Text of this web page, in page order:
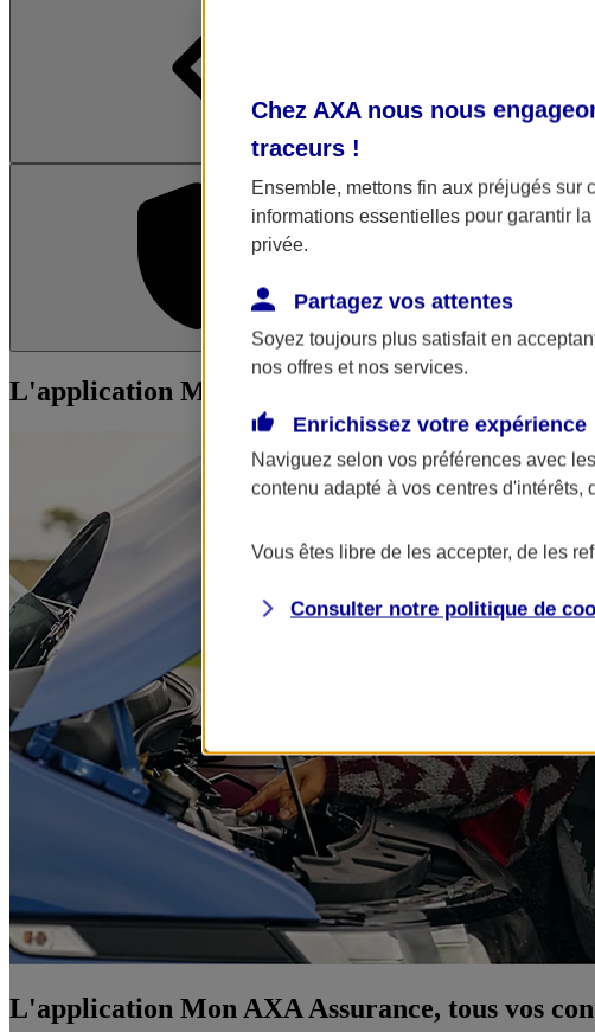
L'application Mon AXA
L'application Mon AXA Assurance, tous vos
L'application Mon AXA Assurance, tous vos
Chez AXA nous nous
traceurs !
Ensemble, mettons fin aux préjugés sur
informations essentielles pour garantir
privée.
Partagez vos attentes
Soyez toujours plus satisfait en
nos offres et nos services.
Enrichissez votre expérience
Naviguez selon vos préférences avec les
contenu adapté à vos centres
Vous êtes libre de les accepter, de les
Consulter notre politique de